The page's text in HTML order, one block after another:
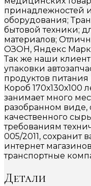
принадлежностей
оборудования;
бытовой техники;
материалов;
ОЗОН, Яндекс
Так же наши
упаковки
продуктов питания
Короб 170х130х100
занимает много
разобранном виде,
качественного
требованиям
005/2011, сохранит
интернет
транспортные
Детали